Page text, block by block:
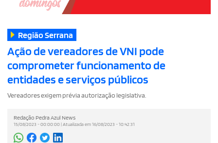
Região Serrana
Ação de vereadores de VNI pode
comprometer funcionamento de
entidades e serviços públicos
Vereadores exigem prévia autorização legislativa.
Redação Pedra Azul News
15/08/2023 - 00:00:00 | Atualizada em 16/08/2023 - 10:42:31